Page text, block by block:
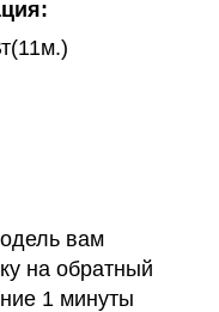
вам
на обратный
1 минуты